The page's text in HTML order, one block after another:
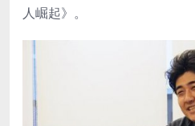
人崛起》。